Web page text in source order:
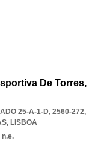
De Torres,
25-A-1-D, 2560-272,
, LISBOA